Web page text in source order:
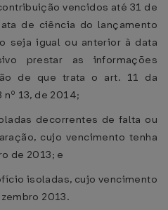
vencidos até 31 de
de ciência do lançamento
seja igual ou anterior à data
prestar as informações
de que trata o art. 11 da
nº 13, de 2014;
decorrentes de falta ou
cujo vencimento tenha
de 2013; e
isoladas, cujo vencimento
2013.